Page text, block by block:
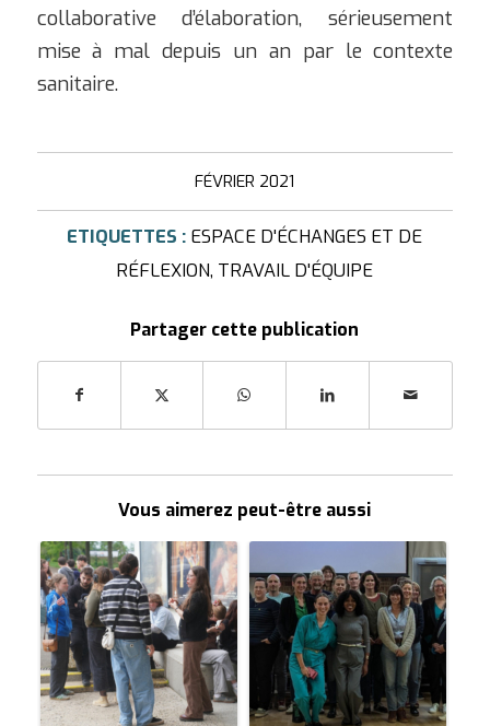
collaborative d’élaboration, sérieusement
mise à mal depuis un an par le contexte
sanitaire.
FÉVRIER 2021
ETIQUETTES : ESPACE D'ÉCHANGES ET DE
RÉFLEXION, TRAVAIL D'ÉQUIPE
Partager cette publication
Vous aimerez peut-être aussi